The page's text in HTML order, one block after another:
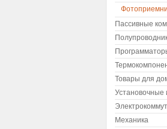
Пассивные
Товары для
Установочные
Механика